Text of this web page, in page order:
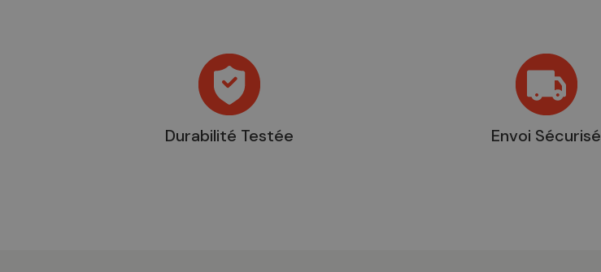
Durabilité Testée Envoi Sécurisé